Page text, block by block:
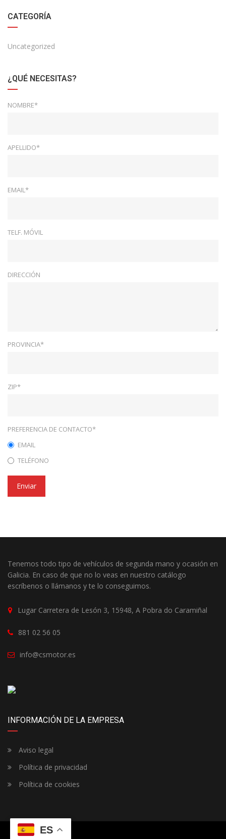
CATEGORÍA
Uncategorized
¿QUÉ NECESITAS?
NOMBRE*
APELLIDO*
EMAIL*
TELF. MÓVIL
DIRECCIÓN
PROVINCIA*
ZIP*
PREFERENCIA DE CONTACTO*
EMAIL
TELÉFONO
Enviar
Tenemos todo tipo de vehículos de segunda mano y ocasión en
Galicia. En caso de que no lo veas en nuestro catálogo
escríbenos o llámanos y te lo conseguimos.
Lugar Carretera de Lesón 3, 15948, A Pobra do Caramiñal
881 02 56 05
info@csmotor.es
INFORMACIÓN DE LA EMPRESA
Aviso legal
Política de privacidad
Política de cookies
ES